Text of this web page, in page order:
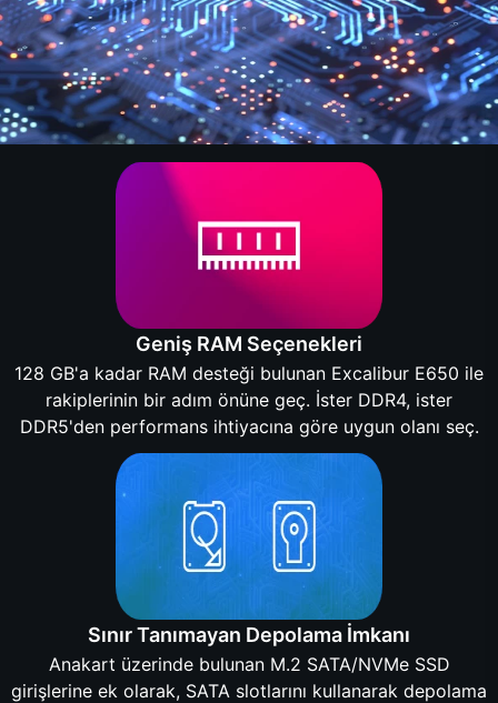
Geniş RAM Seçenekleri
128 GB'a kadar RAM desteği bulunan Excalibur E650 ile
rakiplerinin bir adım önüne geç. İster DDR4, ister
DDR5'den performans ihtiyacına göre uygun olanı seç.
Sınır Tanımayan Depolama İmkanı
Anakart üzerinde bulunan M.2 SATA/NVMe SSD
girişlerine ek olarak, SATA slotlarını kullanarak depolama